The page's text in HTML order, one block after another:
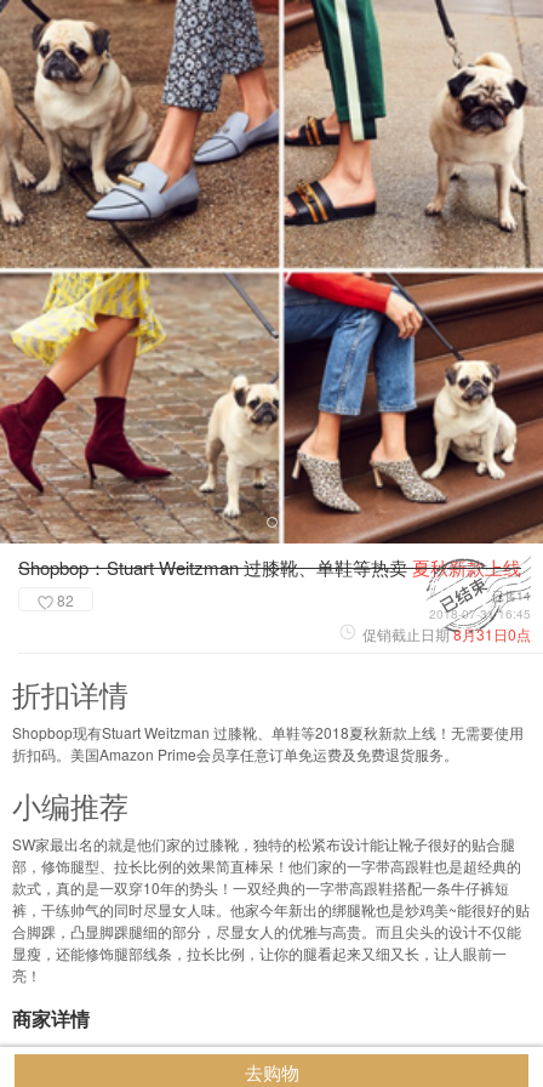
Shopbop：Stuart Weitzman 过膝靴、单鞋等热卖夏秋新款上线
82
已售14
2018-07-31 16:45
促销截止日期8月31日0点
折扣详情
Shopbop现有Stuart Weitzman 过膝靴、单鞋等2018夏秋新款上线！无需要使用
折扣码。美国Amazon Prime会员享任意订单免运费及免费退货服务。
小编推荐
SW家最出名的就是他们家的过膝靴，独特的松紧布设计能让靴子很好的贴合腿
部，修饰腿型、拉长比例的效果简直棒呆！他们家的一字带高跟鞋也是超经典的
款式，真的是一双穿10年的势头！一双经典的一字带高跟鞋搭配一条牛仔裤短
裤，干练帅气的同时尽显女人味。他家今年新出的绑腿靴也是炒鸡美~能很好的贴
合脚踝，凸显脚踝腿细的部分，尽显女人的优雅与高贵。而且尖头的设计不仅能
显瘦，还能修饰腿部线条，拉长比例，让你的腿看起来又细又长，让人眼前一
亮！
商家详情
去购物